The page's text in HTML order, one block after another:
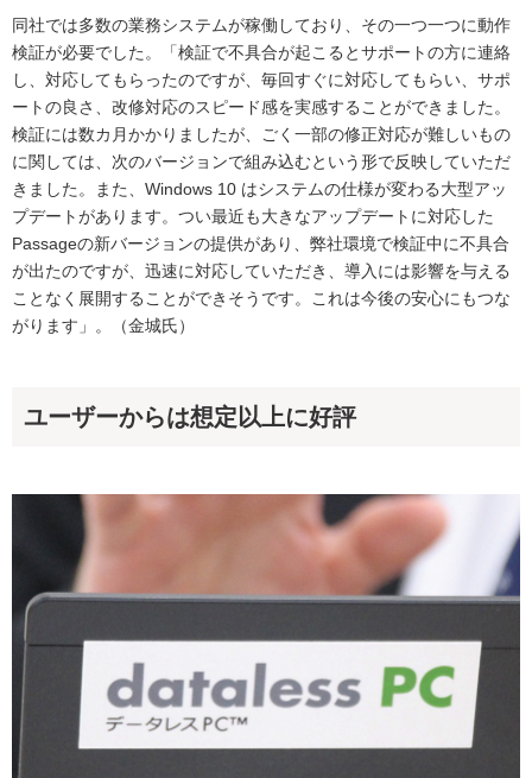
同社では多数の業務システムが稼働しており、その一つ一つに動作
検証が必要でした。「検証で不具合が起こるとサポートの方に連絡
し、対応してもらったのですが、毎回すぐに対応してもらい、サポ
ートの良さ、改修対応のスピード感を実感することができました。
検証には数カ月かかりましたが、ごく一部の修正対応が難しいもの
に関しては、次のバージョンで組み込むという形で反映していただ
きました。また、Windows 10 はシステムの仕様が変わる大型アッ
プデートがあります。つい最近も大きなアップデートに対応した
Passageの新バージョンの提供があり、弊社環境で検証中に不具合
が出たのですが、迅速に対応していただき、導入には影響を与える
ことなく展開することができそうです。これは今後の安心にもつな
がります」。（金城氏）
ユーザーからは想定以上に好評